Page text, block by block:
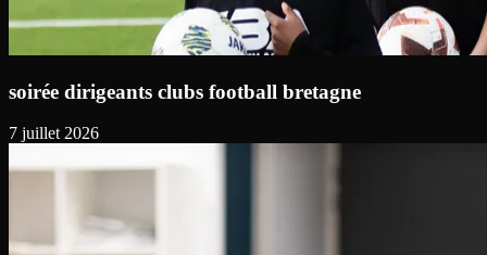
soirée dirigeants clubs football bretagne
7 juillet 2026